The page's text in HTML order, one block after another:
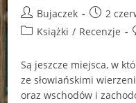
Post
author:
Bujaczek
Post2
PostKsiążki / Recenzje
Są jeszcze miejsca, w
ze słowiańskimi
oraz wschodów i